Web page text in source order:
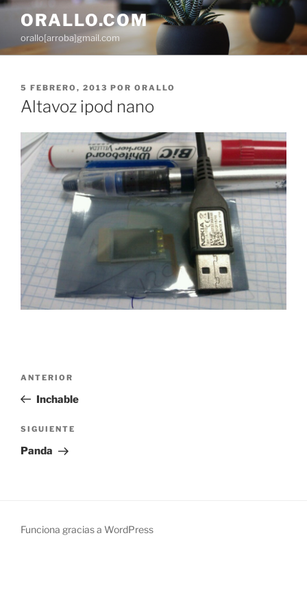
Saltar
contenido
ORALLO.COM
orallo[arroba]gmail.com
PUBLICADO
EL
5 FEBRERO, 2013 POR ORALLO
Altavoz ipod nano
entradas
Entrada
anterior:
ANTERIOR
Inchable
Siguiente
entrada
SIGUIENTE
Panda
Funciona gracias a WordPress